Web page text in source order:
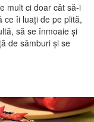
mult ci doar cât să-i
ce îi luaţi de pe plită,
să se înmoaie şi
de sâmburi şi se